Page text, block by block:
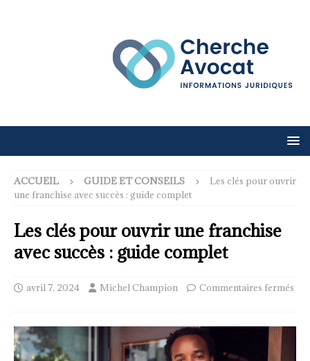
ACCUEIL GUIDE ET CONSEILS
Les clés pour ouvrir
une franchise avec succès : guide complet
Les clés pour ouvrir une franchise
avec succès : guide complet
avril 7, 2024 Michel Champion Commentaires fermés